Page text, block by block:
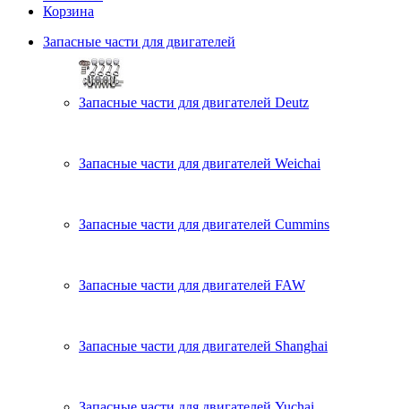
Корзина
Запасные части для двигателей
Запасные части для двигателей Deutz
Запасные части для двигателей Weichai
Запасные части для двигателей Cummins
Запасные части для двигателей FAW
Запасные части для двигателей Shanghai